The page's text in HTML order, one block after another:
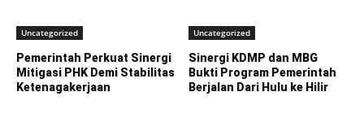
Uncategorized
Pemerintah Perkuat Sinergi
Mitigasi PHK Demi Stabilitas
Ketenagakerjaan
Uncategorized
Sinergi KDMP dan MBG
Bukti Program Pemerintah
Berjalan Dari Hulu ke Hilir